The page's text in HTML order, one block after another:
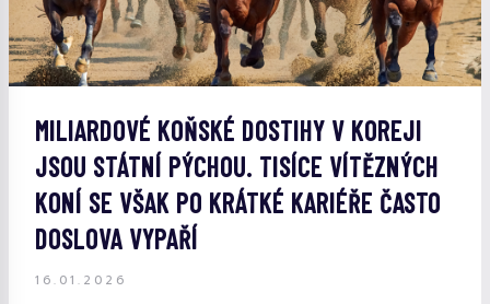
MILIARDOVÉ KOŇSKÉ DOSTIHY V KOREJI
JSOU STÁTNÍ PÝCHOU. TISÍCE VÍTĚZNÝCH
KONÍ SE VŠAK PO KRÁTKÉ KARIÉŘE ČASTO
DOSLOVA VYPAŘÍ
16.01.2026